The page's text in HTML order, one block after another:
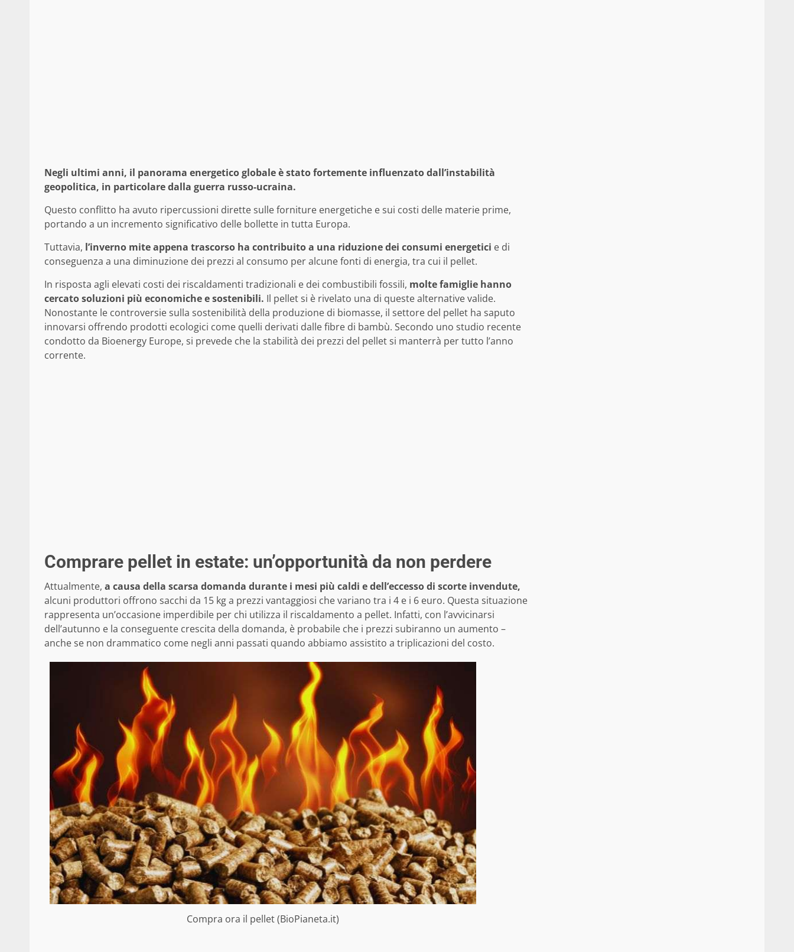
Negli ultimi anni, il panorama energetico globale è stato fortemente influenzato dall’instabilità
geopolitica, in particolare dalla guerra russo-ucraina.
Questo conflitto ha avuto ripercussioni dirette sulle forniture energetiche e sui costi delle materie prime,
portando a un incremento significativo delle bollette in tutta Europa.
Tuttavia, l’inverno mite appena trascorso ha contribuito a una riduzione dei consumi energetici e di
conseguenza a una diminuzione dei prezzi al consumo per alcune fonti di energia, tra cui il pellet.
In risposta agli elevati costi dei riscaldamenti tradizionali e dei combustibili fossili, molte famiglie hanno
cercato soluzioni più economiche e sostenibili. Il pellet si è rivelato una di queste alternative valide.
Nonostante le controversie sulla sostenibilità della produzione di biomasse, il settore del pellet ha saputo
innovarsi offrendo prodotti ecologici come quelli derivati dalle fibre di bambù. Secondo uno studio recente
condotto da Bioenergy Europe, si prevede che la stabilità dei prezzi del pellet si manterrà per tutto l’anno
corrente.
Comprare pellet in estate: un’opportunità da non perdere
Attualmente, a causa della scarsa domanda durante i mesi più caldi e dell’eccesso di scorte invendute,
alcuni produttori offrono sacchi da 15 kg a prezzi vantaggiosi che variano tra i 4 e i 6 euro. Questa situazione
rappresenta un’occasione imperdibile per chi utilizza il riscaldamento a pellet. Infatti, con l’avvicinarsi
dell’autunno e la conseguente crescita della domanda, è probabile che i prezzi subiranno un aumento –
anche se non drammatico come negli anni passati quando abbiamo assistito a triplicazioni del costo.
Compra ora il pellet (BioPianeta.it)